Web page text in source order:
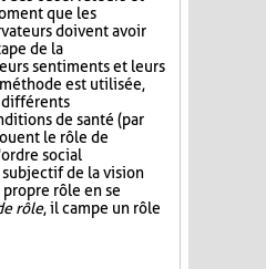
que les
doivent avoir
de la
sentiments et leurs
est utilisée,
différents
de santé (par
le rôle de
social
de la vision
rôle en se
rôle, il campe un rôle